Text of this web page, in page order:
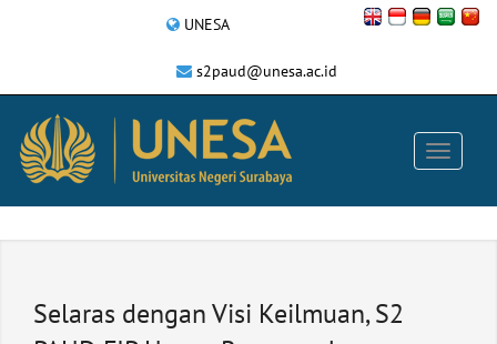
UNESA
s2paud@unesa.ac.id
Selaras dengan Visi Keilmuan, S2